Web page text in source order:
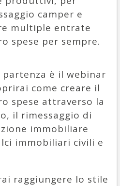
camper e
multiple entrate
spese per sempre.
è il webinar
come creare il
spese attraverso la
il rimessaggio di
immobiliare
immobiliari civili e
raggiungere lo stile